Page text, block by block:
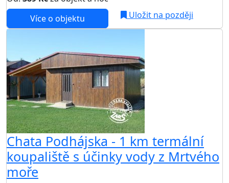
Více o objektu
Uložit na později
Chata Podhájska - 1 km termální
koupaliště s účinky vody z Mrtvého
moře